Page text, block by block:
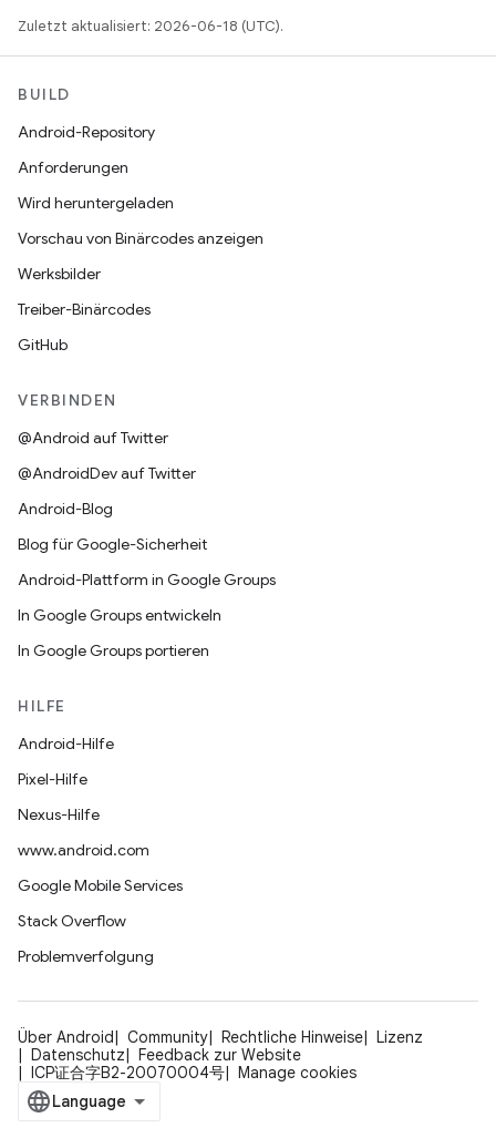
Zuletzt aktualisiert: 2026-06-18 (UTC).
BUILD
Android-Repository
Anforderungen
Wird heruntergeladen
Vorschau von Binärcodes anzeigen
Werksbilder
Treiber-Binärcodes
GitHub
VERBINDEN
@Android auf Twitter
@AndroidDev auf Twitter
Android-Blog
Blog für Google-Sicherheit
Android-Plattform in Google Groups
In Google Groups entwickeln
In Google Groups portieren
HILFE
Android-Hilfe
Pixel-Hilfe
Nexus-Hilfe
www.android.com
Google Mobile Services
Stack Overflow
Problemverfolgung
Über Android Community Rechtliche Hinweise
Lizenz
Datenschutz
Feedback zur Website
ICP证合字B2-20070004号
Manage cookies